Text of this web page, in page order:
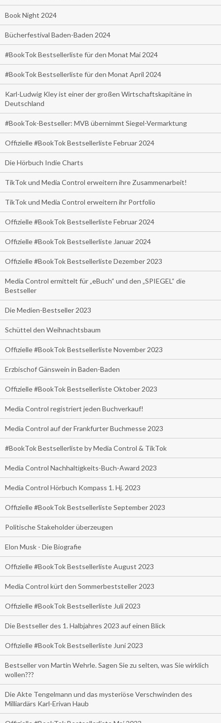
Book Night 2024
Bücherfestival Baden-Baden 2024
#BookTok Bestsellerliste für den Monat Mai 2024
#BookTok Bestsellerliste für den Monat April 2024
Karl-Ludwig Kley ist einer der großen Wirtschaftskapitäne in
Deutschland
#BookTok-Bestseller: MVB übernimmt Siegel-Vermarktung
Offizielle #BookTok Bestsellerliste Februar 2024
Die Hörbuch Indie Charts
TikTok und Media Control erweitern ihre Zusammenarbeit!
TikTok und Media Control erweitern ihr Portfolio
Offizielle #BookTok Bestsellerliste Februar 2024
Offizielle #BookTok Bestsellerliste Januar 2024
Offizielle #BookTok Bestsellerliste Dezember 2023
Media Control ermittelt für „eBuch“ und den „SPIEGEL“ die
Bestseller
Die Medien-Bestseller 2023
Schüttel den Weihnachtsbaum
Offizielle #BookTok Bestsellerliste November 2023
Erzbischof Gänswein in Baden-Baden
Offizielle #BookTok Bestsellerliste Oktober 2023
Media Control registriert jeden Buchverkauf!
Media Control auf der Frankfurter Buchmesse 2023
#BookTok Bestsellerliste by Media Control & TikTok
Media Control Nachhaltigkeits-Buch-Award 2023
Media Control Hörbuch Kompass 1. Hj. 2023
Offizielle #BookTok Bestsellerliste September 2023
Politische Stakeholder überzeugen
Elon Musk - Die Biografie
Offizielle #BookTok Bestsellerliste August 2023
Media Control kürt den Sommerbeststeller 2023
Offizielle #BookTok Bestsellerliste Juli 2023
Die Bestseller des 1. Halbjahres 2023 auf einen Blick
Offizielle #BookTok Bestsellerliste Juni 2023
Bestseller von Martin Wehrle. Sagen Sie zu selten, was Sie wirklich
wollen???
Die Akte Tengelmann und das mysteriöse Verschwinden des
Milliardärs Karl-Erivan Haub